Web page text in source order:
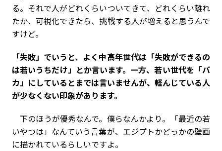
る。それで人がどれくらいついてきて、どれくらい離れ
たか、可視化できたら、挑戦する人が増えると思うんで
すけど。
――「失敗」でいうと、よく中高年世代は「失敗ができるの
は若いうちだけ」とか言います。一方、若い世代を「バ
カ」にしているとまでは言いませんが、軽んじている人
が少なくない印象があります。
下のほうが優秀なんで。僕らなんかより。「最近の若
いやつは」なんていう言葉が、エジプトかどっかの壁画
に描かれているらしいですよ。